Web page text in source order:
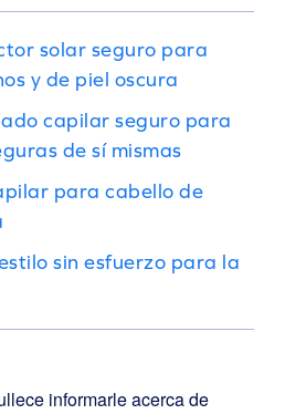
solar seguro para
y de piel oscura
capilar seguro para
de sí mismas
para cabello de
sin esfuerzo para la
informarle acerca de